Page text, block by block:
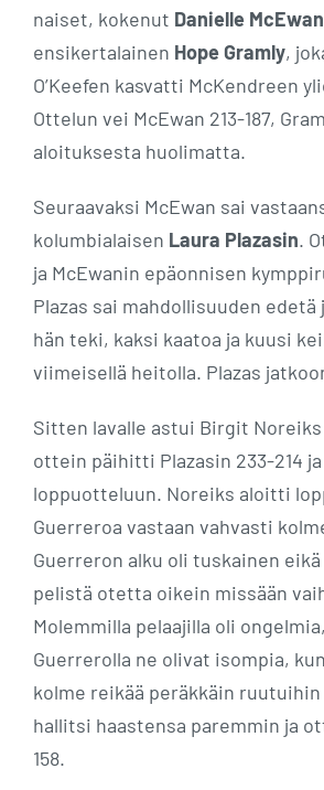
naiset, kokenut Danielle McEwan
ensikertalainen Hope Gramly,
O’Keefen kasvatti McKendreen
Ottelun vei McEwan 213-187,
aloituksesta huolimatta.
Seuraavaksi McEwan sai
kolumbialaisen Laura Plazasin.
ja McEwanin epäonnisen
Plazas sai mahdollisuuden edetä
hän teki, kaksi kaatoa ja kuusi
viimeisellä heitolla. Plazas jatkoon
Sitten lavalle astui Birgit
ottein päihitti Plazasin 233-214
loppuotteluun. Noreiks aloitti
Guerreroa vastaan vahvasti
Guerreron alku oli tuskainen
pelistä otetta oikein missään
Molemmilla pelaajilla oli
Guerrerolla ne olivat isompia,
kolme reikää peräkkäin
hallitsi haastensa paremmin ja
158.